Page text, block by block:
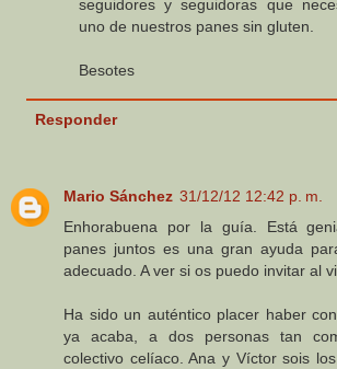
seguidores y seguidoras que
uno de nuestros panes sin gluten.
Besotes
Responder
Mario Sánchez 31/12/12 12:42 p. m.
Enhorabuena por la guía. Está
panes juntos es una gran ayuda
adecuado. A ver si os puedo invitar al
Ha sido un auténtico placer haber
ya acaba, a dos personas tan
colectivo celíaco. Ana y Víctor sois